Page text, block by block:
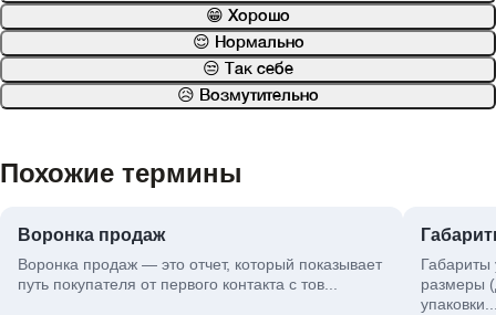
😁 Хорошо
😌 Нормально
😒 Так себе
😥 Возмутительно
Похожие термины
Воронка продаж
Воронка продаж — это отчет, который показывает
путь покупателя от первого контакта с тов...
Габариты
размеры